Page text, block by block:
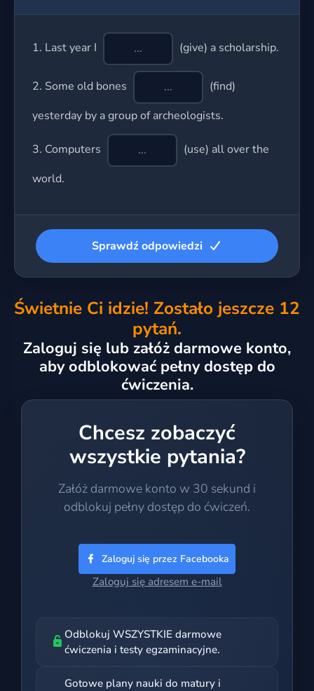
1. Last year I (give) a scholarship.
2. Some old bones
(find)
yesterday by a group of archeologists.
3. Computers
(use) all over the
world.
Sprawdź odpowiedzi
Świetnie Ci idzie! Zostało jeszcze 12
pytań.
Zaloguj się lub załóż darmowe konto,
aby odblokować pełny dostęp do
ćwiczenia.
Chcesz zobaczyć
wszystkie pytania?
Załóż darmowe konto w 30 sekund i
odblokuj pełny dostęp do ćwiczeń.
Zaloguj się przez Facebooka
Zaloguj się adresem e-mail
Odblokuj WSZYSTKIE darmowe
ćwiczenia i testy egzaminacyjne.
Gotowe plany nauki do matury i